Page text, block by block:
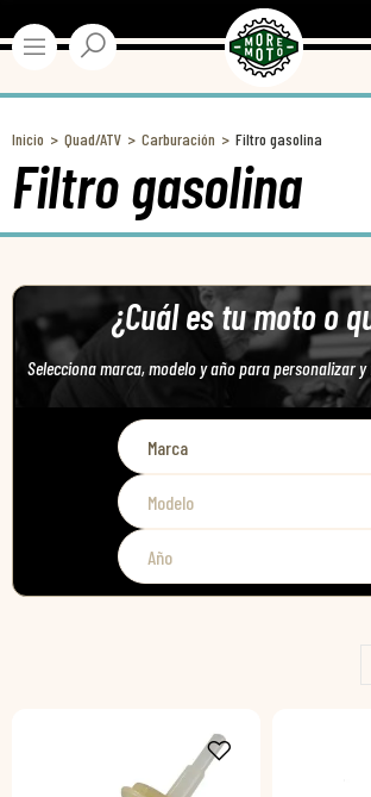
Inicio Quad/ATV Carburación Filtro gasolina
Filtro gasolina
¿Cuál es tu moto o
Selecciona marca, modelo y año para personalizar